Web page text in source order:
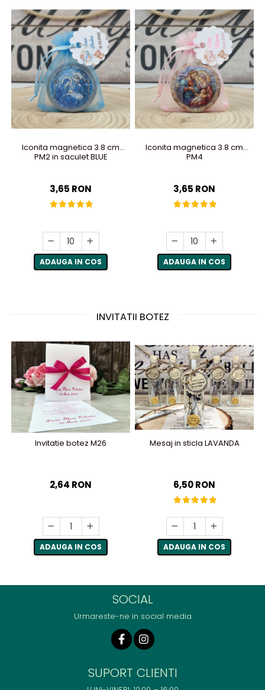
Iconita magnetica 3.8 cm
PM2 in saculet BLUE
3,65 RON
ADAUGA IN COS
Iconita magnetica 3.8 cm
PM4
3,65 RON
ADAUGA IN COS
INVITATII BOTEZ
Invitatie botez M26
2,64 RON
ADAUGA IN COS
Mesaj in sticla LAVANDA
6,50 RON
ADAUGA IN COS
SOCIAL
Urmareste-ne in social media
SUPORT CLIENTI